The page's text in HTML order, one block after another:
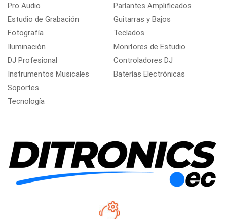
Pro Audio
Estudio de Grabación
Fotografía
Iluminación
DJ Profesional
Instrumentos Musicales
Soportes
Tecnología
Parlantes Amplificados
Guitarras y Bajos
Teclados
Monitores de Estudio
Controladores DJ
Baterías Electrónicas